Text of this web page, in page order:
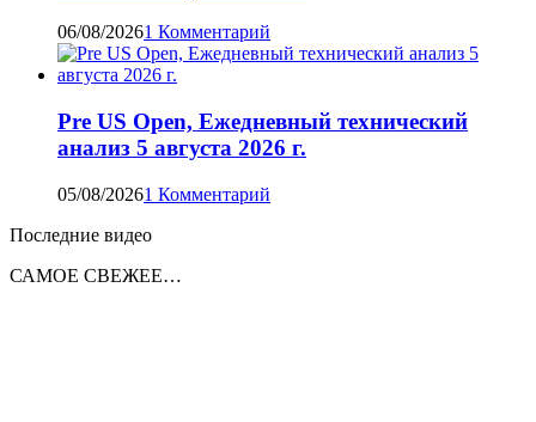
06/08/20261 Комментарий
Pre US Open, Ежедневный технический
анализ 5 августа 2026 г.
05/08/20261 Комментарий
Последние видео
САМОЕ СВЕЖЕЕ…